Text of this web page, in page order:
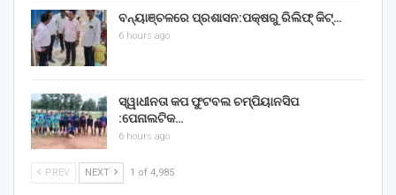
ବନ୍ୟାଞ୍ଚଳରେ ପ୍ରଶାସନ:ପକ୍ଷରୁ ରିଲିଫ୍ କିଟ୍…
6 hours ago
ସ୍ୱାଧୀନତା କପ ଫୁଟବଲ ଚମ୍ପିୟାନସିପ
:ପେନାଲଟିକ…
6 hours ago
PREV NEXT 1 of 4,985